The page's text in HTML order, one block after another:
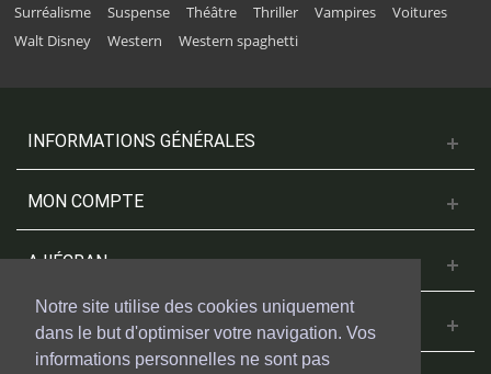
Notre site utilise des cookies uniquement
dans le but d'optimiser votre navigation. Vos
informations personnelles ne sont pas
Surréalisme
Suspense Théâtre Thriller Vampires
Voitures
Walt Disney
Western Western spaghetti
INFORMATIONS GÉNÉRALES
MON COMPTE
A L'ÉCRAN
NOUS CONTACTER